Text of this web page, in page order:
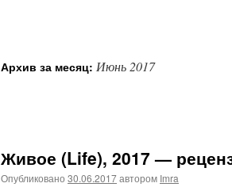
Архив за месяц: Июнь 2017
Живое (Life), 2017 —
Опубликовано 30.06.2017автором Imra